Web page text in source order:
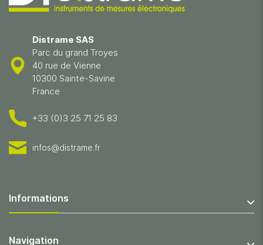
Distrame SAS
Parc du grand Troyes
40 rue de Vienne
10300 Sainte-Savine
France
+33 (0)3 25 71 25 83
infos@distrame.fr
Informations
Navigation